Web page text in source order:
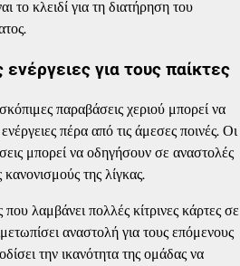
το κλειδί για τη διατήρηση του
ενέργειες για τους παίκτες
παραβάσεις χεριού μπορεί να
πέρα από τις άμεσες ποινές. Οι
μπορεί να οδηγήσουν σε αναστολές
της λίγκας.
που λαμβάνει πολλές κίτρινες κάρτες σε
αναστολή για τους επόμενους
την ικανότητα της ομάδας να